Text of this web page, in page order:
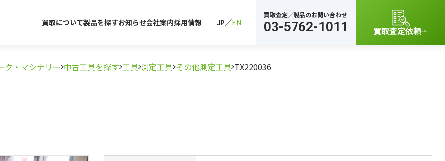
買取について製品を探すお知らせ会社案内採用情報 JP EN
買取査定／製品のお問い合わせ
03-5762-1011 買取査定依頼
ク・マシナリー 中古工具を探す 工具 測定工具 その他測定工具 TX220036